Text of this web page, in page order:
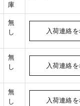
庫
無
し
入荷連絡
無
し
入荷連絡
無
し
入荷連絡